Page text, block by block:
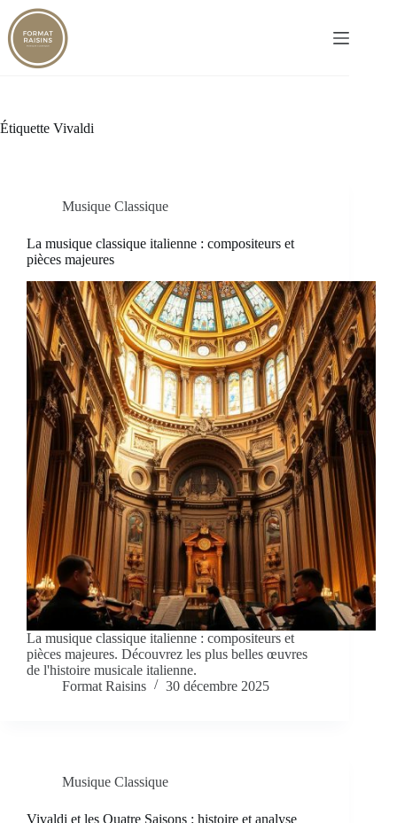
Passer
au
contenu
Étiquette Vivaldi
Musique Classique
La musique classique italienne : compositeurs et
pièces majeures
La musique classique italienne : compositeurs et
pièces majeures. Découvrez les plus belles œuvres
de l'histoire musicale italienne.
Format Raisins
30 décembre 2025
Musique Classique
Vivaldi et les Quatre Saisons : histoire et analyse